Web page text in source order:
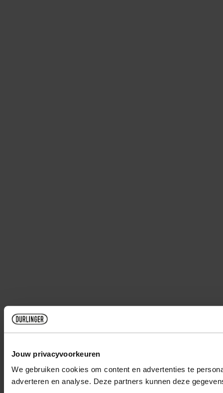
Jouw privacyvoorkeuren
We gebruiken cookies om content en advertenties te
adverteren en analyse. Deze partners kunnen deze